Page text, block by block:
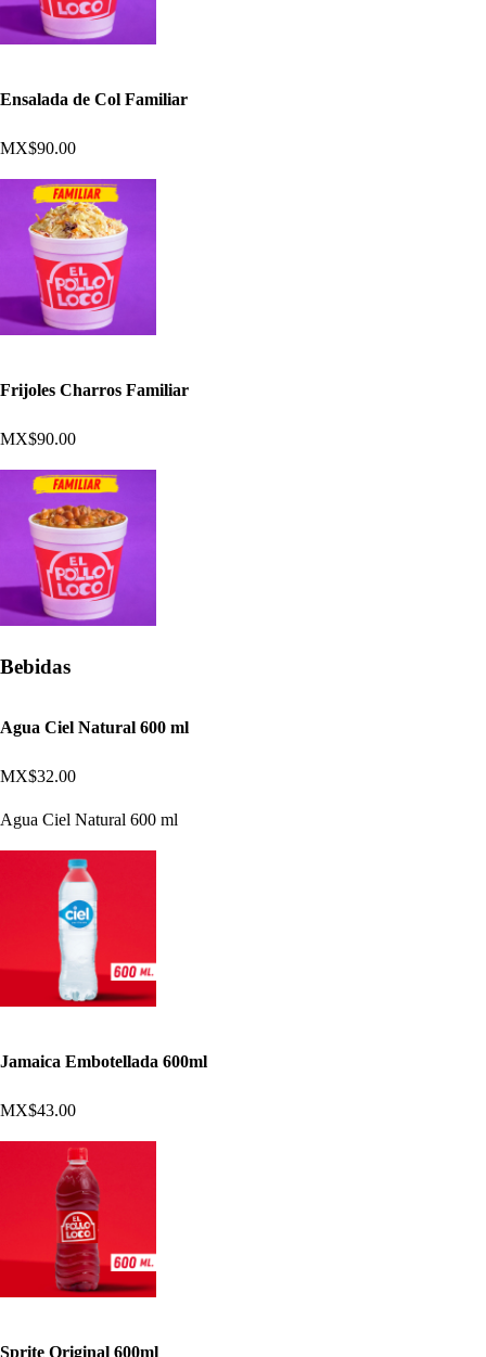
Ensalada de Col Familiar
MX$90.00
Frijoles Charros Familiar
MX$90.00
Bebidas
Agua Ciel Natural 600 ml
MX$32.00
Agua Ciel Natural 600 ml
Jamaica Embotellada 600ml
MX$43.00
Sprite Original 600ml